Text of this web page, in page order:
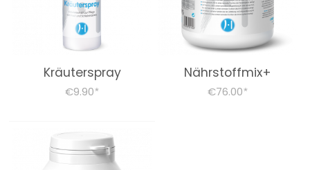
Kräuterspray
€9.90*
Nährstoffmix+
€76.00*